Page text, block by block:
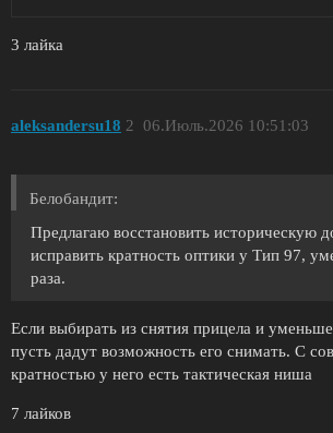
3 лайка
aleksandersu18 06.Июль.2026 10:51:03
2
Белобандит:
Предлагаю восстановить историческую
исправить кратность оптики у Тип 97,
раза.
Если выбирать из снятия прицела и
пусть дадут возможность его снимать. С
кратностью у него есть тактическая ниша
7 лайков